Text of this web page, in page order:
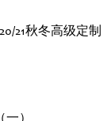
21秋冬高级定制